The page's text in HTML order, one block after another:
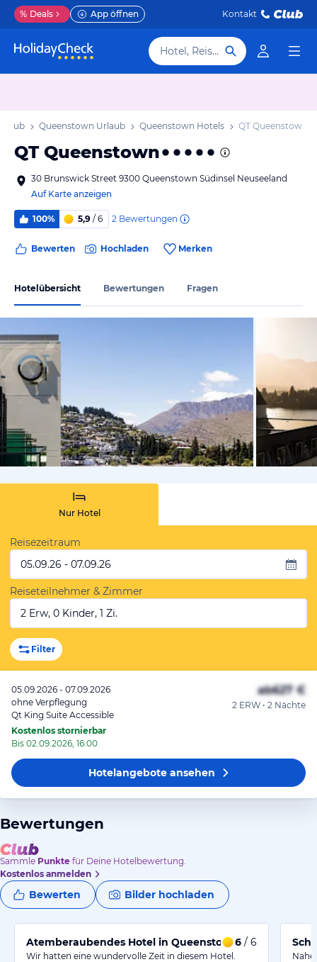
% Deals App öffnen Kontakt
Hotel, Reiseziel
Queenstown Urlaub Queenstown Hotels QT Queenstown
QT Queenstown
30 Brunswick Street 9300 Queenstown Südinsel Neuseeland
Auf Karte anzeigen
100% 5,9 / 6 2 Bewertungen
Bewerten Hochladen Merken
Hotelübersicht Bewertungen Fragen
von
Nur Hotel
Reisezeitraum
05.09.26 - 07.09.26
Reiseteilnehmer & Zimmer
2 Erw, 0 Kinder, 1 Zi.
Filter
05.09.2026 - 07.09.2026
ohne Verpflegung
Qt King Suite Accessible
Kostenlos stornierbar
Bis 02.09.2026, 16:00
ab627 €
2 ERW • 2 Nächte
Hotelangeboteansehen
Bewertungen
Sammle Punkte für Deine Hotelbewertung.
Kostenlos anmelden
Bewerten Bilder hochladen
Atemberaubendes Hotel in Queenstown6 / 6
Wir hatten eine wundervolle Zeit in diesem Hotel.